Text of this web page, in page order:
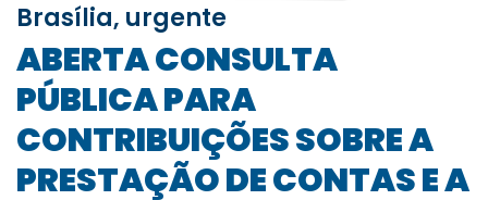
Brasília, urgente
ABERTA CONSULTA
PÚBLICA PARA
CONTRIBUIÇÕES SOBRE A
PRESTAÇÃO DE CONTAS E A